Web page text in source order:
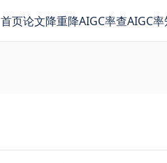
首页论文降重降AIGC率查AIGC率